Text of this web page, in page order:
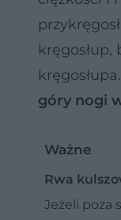
kręgosłupa.
góry nogi
Ważne
Rwa
Jeżeli poza